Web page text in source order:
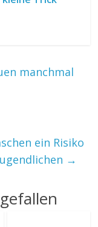
manchmal
ein Risiko
→